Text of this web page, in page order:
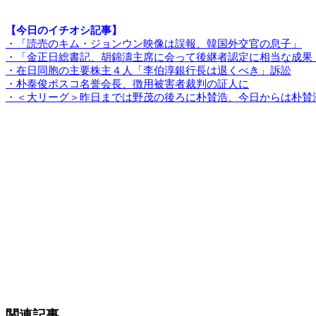
【今日のイチオシ記事】
・「読売のキム・ジョンウン映像は誤報、韓国外交官の息子」
・「金正日総書記、胡錦濤主席に会って後継者認定に相当な成果
・在日同胞の主要株主４人「李伯淳銀行長は退くべき」訴訟
・朴泰俊ポスコ名誉会長、徴用被害者裁判の証人に
・＜大リーグ＞昨日までは野茂の後ろに朴賛浩、今日からは朴